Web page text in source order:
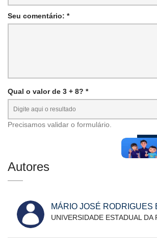
Seu comentário: *
Qual o valor de 3 + 8? *
Precisamos validar o formulário.
Autores
MÁRIO JOSÉ RODRIGUES
UNIVERSIDADE ESTADUAL DA